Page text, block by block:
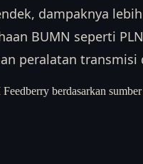
dampaknya
BUMN seperti
peralatan
berdasarkan